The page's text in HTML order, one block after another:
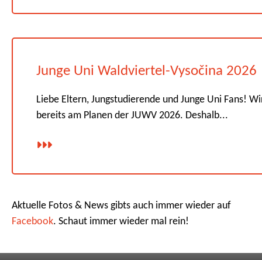
Junge Uni Waldviertel-Vysočina 2026
Liebe Eltern, Jungstudierende und Junge Uni Fans!
bereits am Planen der JUWV 2026. Deshalb...
Aktuelle Fotos & News gibts auch immer wieder auf
Facebook. Schaut immer wieder mal rein!